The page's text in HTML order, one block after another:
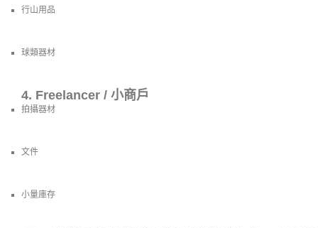
行山用品
球類器材
4. Freelancer / 小商戶
拍攝器材
文件
小量庫存